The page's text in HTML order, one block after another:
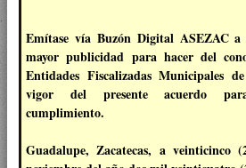
Emítase vía Buzón Digital ASEZAC a
mayor publicidad para hacer del
Entidades Fiscalizadas Municipales
vigor del presente acuerdo
cumplimiento.
Guadalupe, Zacatecas, a veinticinco